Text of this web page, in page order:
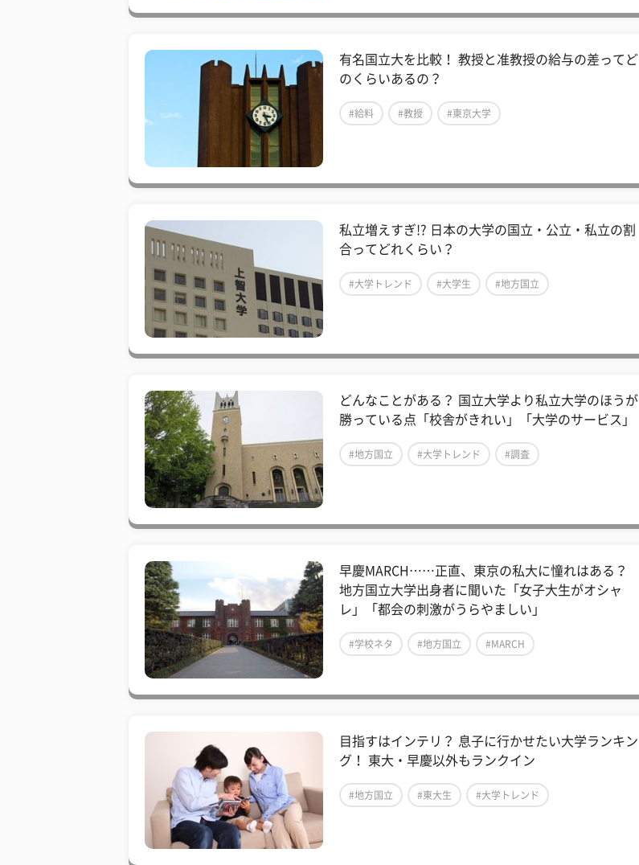
有名国立大を比較！ 教授と准教授の給与の差ってど
のくらいあるの？
#給料 #教授 #東京大学
私立増えすぎ!? 日本の大学の国立・公立・私立の割
合ってどれくらい？
#大学トレンド #大学生 #地方国立
どんなことがある？ 国立大学より私立大学のほうが
勝っている点「校舎がきれい」「大学のサービス」
#地方国立 #大学トレンド #調査
早慶MARCH……正直、東京の私大に憧れはある？
地方国立大学出身者に聞いた「女子大生がオシャ
レ」「都会の刺激がうらやましい」
#学校ネタ #地方国立 #MARCH
目指すはインテリ？ 息子に行かせたい大学ランキン
グ！ 東大・早慶以外もランクイン
#地方国立 #東大生 #大学トレンド